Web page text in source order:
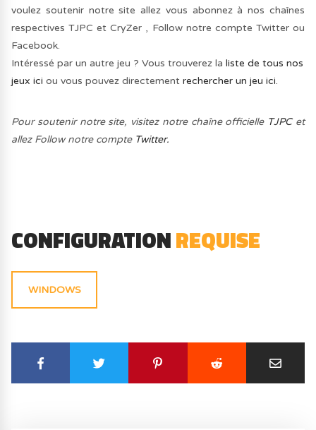
voulez soutenir notre site allez vous abonnez à nos chaînes
respectives TJPC et CryZer , Follow notre compte Twitter ou
Facebook.
Intéressé par un autre jeu ? Vous trouverez laliste de tous nos
jeux ici ou vous pouvez directementrechercher un jeu ici.
Pour soutenir notre site, visitez notre chaîne officielle TJPCet
allez Follow notre compte Twitter.
CONFIGURATIONREQUISE
WINDOWS